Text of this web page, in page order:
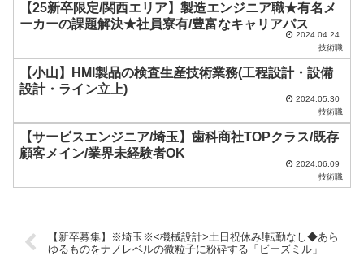
だ
。
【25新卒限定/関西エリア】製造エンジニア職★有名メ
ーカーの課題解決★社員寮有/豊富なキャリアパス
2024.04.24
技術職
【小山】HMI製品の検査生産技術業務(工程設計・設備
設計・ライン立上)
2024.05.30
技術職
【サービスエンジニア/埼玉】歯科商社TOPクラス/既存
顧客メイン/業界未経験者OK
2024.06.09
技術職
【新卒募集】※埼玉※<機械設計>土日祝休み!転勤なし◆あら
ゆるものをナノレベルの微粒子に粉砕する「ビーズミル」